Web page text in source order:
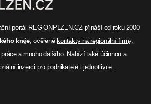
portál REGIONPLZEN.CZ přináší od roku 2000
kraje, ověřené kontakty na regionální firmy,
a mnoho dalšího. Nabízí také účinnou a
inzerci pro podnikatele i jednotlivce.